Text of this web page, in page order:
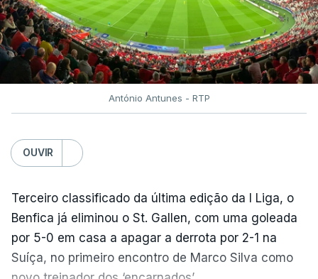
António Antunes - RTP
OUVIR
Terceiro classificado da última edição da I Liga, o
Benfica já eliminou o St. Gallen, com uma goleada
por 5-0 em casa a apagar a derrota por 2-1 na
Suíça, no primeiro encontro de Marco Silva como